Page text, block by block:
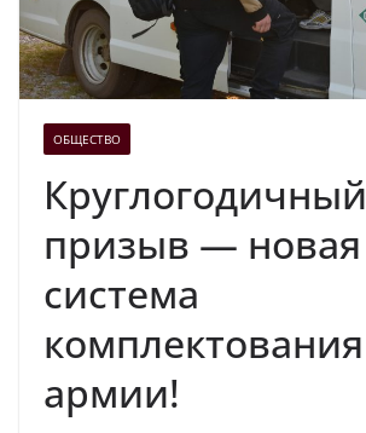
ОБЩЕСТВО
Круглогодичный
призыв — новая
система
комплектования
армии!